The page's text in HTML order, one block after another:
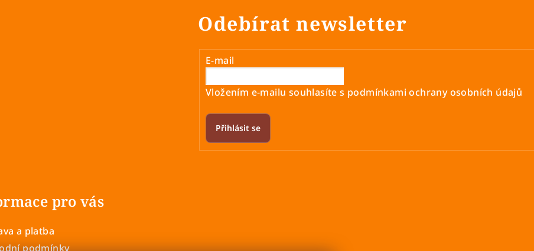
Odebírat newsletter
E-mail
Vložením e-mailu souhlasíte s podmínkami ochrany osobních údajů
Přihlásit se
pro vás
a platba
podmínky